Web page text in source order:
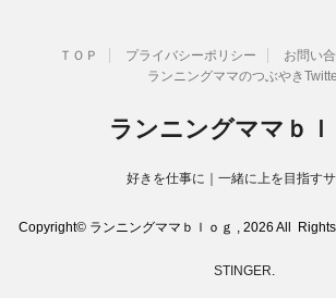
ＴＯＰ プライバシーポリシー お問い
ランニングママのつぶやき
ランニングママｂｌ
好きを仕事に｜一緒に上を目指すサ
Copyright© ランニングママｂｌｏｇ , 2026 All
STINGER.